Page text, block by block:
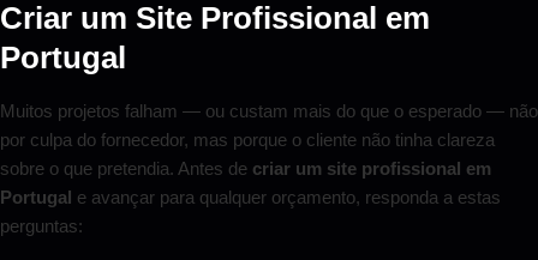
Criar um Site Profissional em
Portugal
Muitos projetos falham — ou custam mais do que o esperado — não
por culpa do fornecedor, mas porque o cliente não tinha clareza
sobre o que pretendia. Antes de criar um site profissional em
Portugal e avançar para qualquer orçamento, responda a estas
perguntas: